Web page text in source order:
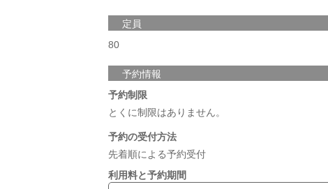
定員
80
予約情報
予約制限
とくに制限はありません。
予約の受付方法
先着順による予約受付
利用料と予約期間